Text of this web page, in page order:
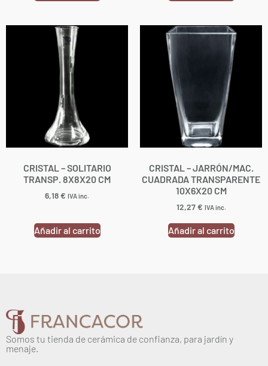
CRISTAL – SOLITARIO
TRANSP. 8X8X20 CM
6,18€ IVA inc.
Añadir al carrito
CRISTAL – JARRÓN/MAC.
CUADRADA TRANSPARENTE
10X6X20 CM
12,27€ IVA inc.
Añadir al carrito
Somos tu tienda de cerámica de confianza, para jardín y
menaje.